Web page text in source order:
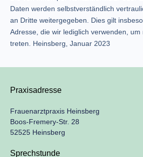
Daten werden selbstverständlich
an Dritte weitergegeben. Dies gilt
Adresse, die wir lediglich verwenden,
treten. Heinsberg, Januar 2023
Praxisadresse
Frauenarztpraxis Heinsberg
Boos-Fremery-Str. 28
52525 Heinsberg
Sprechstunde